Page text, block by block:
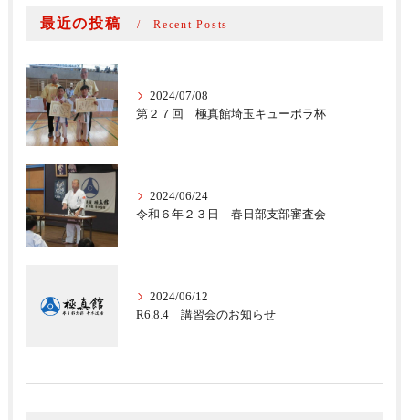
最近の投稿 Recent Posts
2024/07/08
第２７回 極真館埼玉キューポラ杯
2024/06/24
令和６年２３日 春日部支部審査会
2024/06/12
R6.8.4 講習会のお知らせ